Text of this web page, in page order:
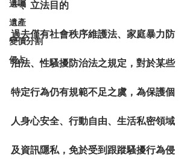
遺囑
遺產
變價分割
侵占
一、立法目的
過去僅有社會秩序維護法、家庭暴力防
治法、性騷擾防治法之規定，對於某些
特定行為仍有規範不足之虞，為保護個
人身心安全、行動自由、生活私密領域
及資訊隱私，免於受到跟蹤騷擾行為侵